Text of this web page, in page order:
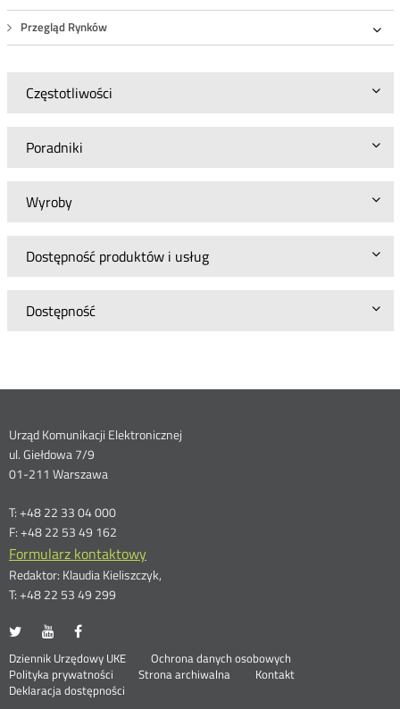
Przegląd Rynków
Częstotliwości
Poradniki
Wyroby
Dostępność produktów i usług
Dostępność
Dane
kontaktowe
Urząd Komunikacji Elektronicznej
ul. Giełdowa 7/9
01-211 Warszawa
T: +48 22 33 04 000
F: +48 22 53 49 162
Formularz kontaktowy
Redaktor: Klaudia Kieliszczyk,
T: +48 22 53 49 299
UKE
portalu
Twitter
Otwórz
nowym
oknie
UKE
portalu
Youtube
Otwórz
nowym
oknie
portalu
Facebook
nowym
oknie
Stopka
Dziennik Urzędowy UKE Otwórz
Ochrona danych osobowych
Polityka prywatności
Otwórz
w
Strona archiwalna
Kontakt
Deklaracja dostępności